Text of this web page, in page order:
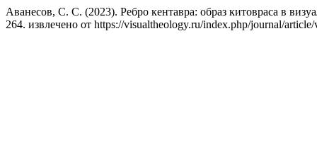
Аванесов, С. С. (2023). Ребро кентавра: образ китовраса в
264. извлечено от https://visualtheology.ru/index.php/journal/